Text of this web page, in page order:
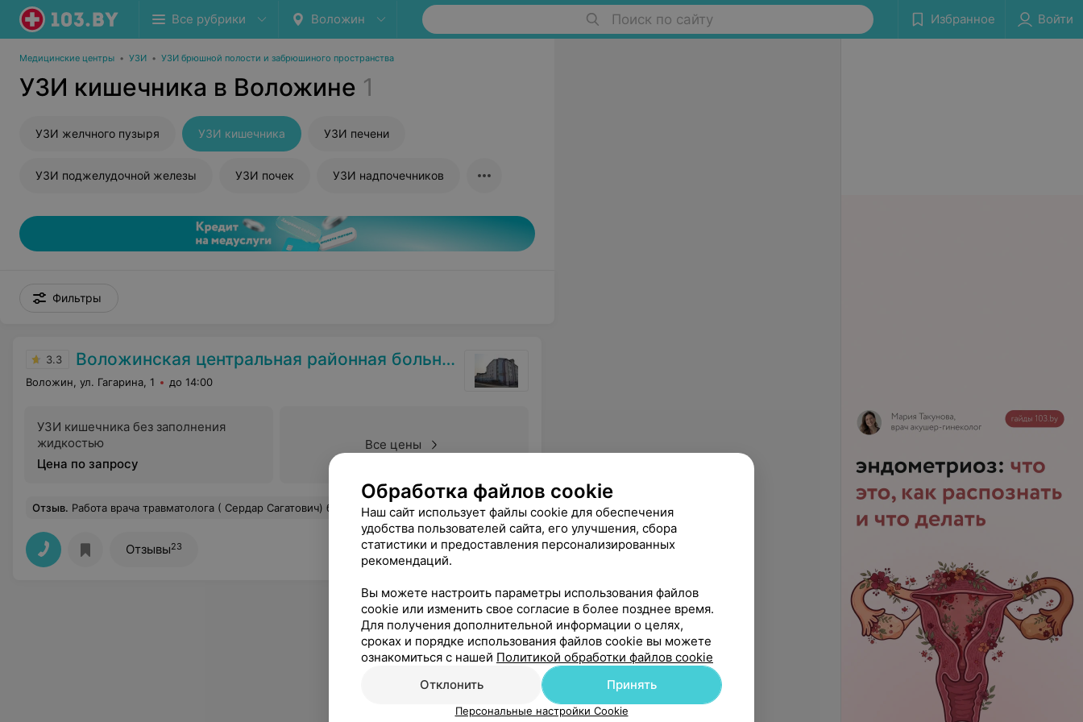
Все рубрики Воложин Поиск по сайту Избранное Войти
Медицинские центры • УЗИ • УЗИ брюшной полости и забрюшиного пространства
УЗИ кишечника в Воложине 1
УЗИ желчного пузыря УЗИ кишечника УЗИ печени
УЗИ поджелудочной железы УЗИ почек УЗИ надпочечников
Фильтры
3.3 Воложинская центральная районная больница
Воложин, ул. Гагарина, 1 до 14:00
УЗИ кишечника без заполнения
жидкостью
Цена по запросу
Все цены
Отзыв. Работа врача травматолога ( Сердар Сагатович) более менее нормально.Но вот работа мед.сестры которая работает в данном кабинете,Ф.И.О. не знаю так как бейджа у неё не было.Причем даже отказалась сказать фамилию, можно сказать послала открытым текстом.Грубое высказывания ( нецензурное) в адрес других людей.ТТам их было две,которая моложе она только ,,поддакивала,,.А вот которая постарше ( лет50) это не мёд.работник ,у меня просто слов нет.Врач нормальный,но мед.персонал следует заменить,просто стыдно за таких работников. Еще
Отзывы23
Обработка файлов cookie
Наш сайт использует файлы cookie для обеспечения
удобства пользователей сайта, его улучшения, сбора
статистики и предоставления персонализированных
рекомендаций.
Вы можете настроить параметры использования файлов
cookie или изменить свое согласие в более позднее время.
Для получения дополнительной информации о целях,
сроках и порядке использования файлов cookie вы можете
ознакомиться с нашей Политикой обработки файлов cookie
Отклонить
Принять
Персональные настройки Cookie